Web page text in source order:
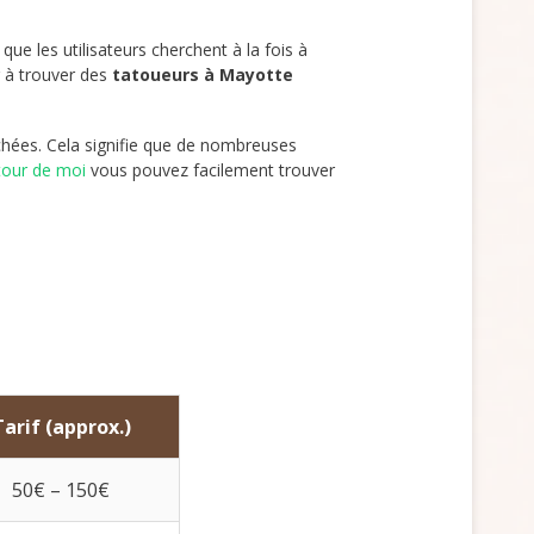
les utilisateurs cherchent à la fois à
trouver des tatoueurs à Mayotte
Cela signifie que de nombreuses
de moi vous pouvez facilement trouver
(approx.)
50€ – 150€